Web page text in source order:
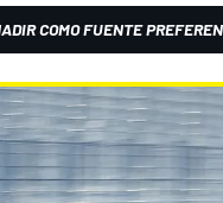
COMO FUENTE